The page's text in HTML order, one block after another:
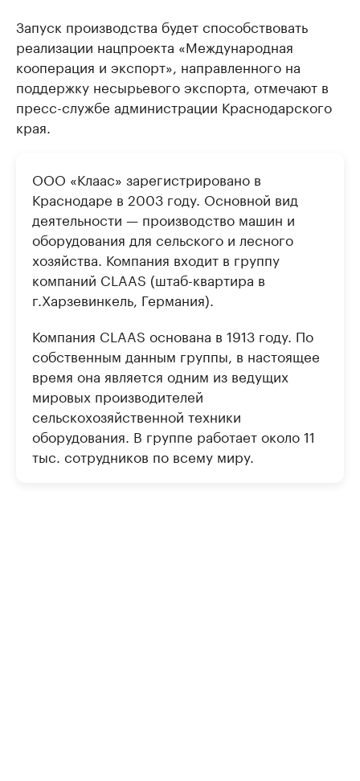
Запуск производства будет способствовать
реализации нацпроекта «Международная
кооперация и экспорт», направленного на
поддержку несырьевого экспорта, отмечают в
пресс-службе администрации Краснодарского
края.
ООО «Клаас» зарегистрировано в
Краснодаре в 2003 году. Основной вид
деятельности — производство машин и
оборудования для сельского и лесного
хозяйства. Компания входит в группу
компаний CLAAS (штаб-квартира в
г.Харзевинкель, Германия).
Компания CLAAS основана в 1913 году. По
собственным данным группы, в настоящее
время она является одним из ведущих
мировых производителей
сельскохозяйственной техники
оборудования. В группе работает около 11
тыс. сотрудников по всему миру.